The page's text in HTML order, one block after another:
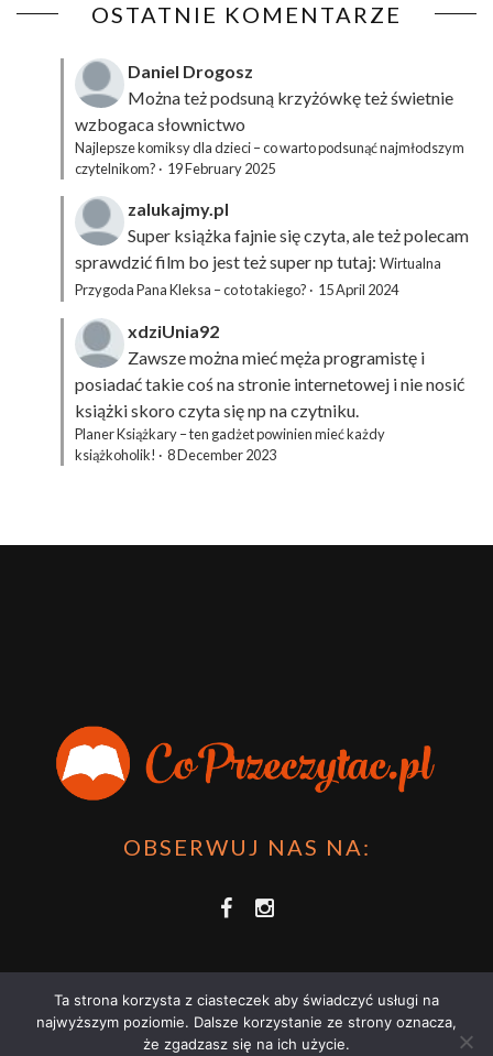
OSTATNIE KOMENTARZE
Daniel Drogosz
Można też podsuną krzyżówkęteż świetnie
wzbogaca słownictwo
Najlepsze komiksy dla dzieci – co warto podsunąć najmłodszym
czytelnikom? · 19 February 2025
zalukajmy.pl
Super książka fajnie się czyta, ale też polecam
sprawdzić film bo jest też super np tutaj: Wirtualna
Przygoda Pana Kleksa – co to takiego? · 15 April 2024
xdziUnia92
Zawsze można mieć męża programistę i
posiadać takie coś na stronie internetowej i nie nosić
książki skoro czyta się np na czytniku.
Planer Książkary – ten gadżet powinien mieć każdy
książkoholik! · 8 December 2023
OBSERWUJ NAS NA:
Ta strona korzysta z ciasteczek aby świadczyć usługi na
najwyższym poziomie. Dalsze korzystanie ze strony oznacza,
że zgadzasz się na ich użycie.